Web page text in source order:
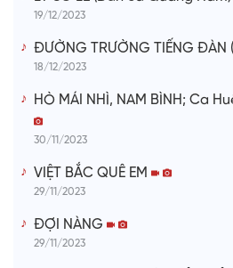
19/12/2023
ĐƯỜNG TRƯỜNG TIẾNG ĐÀN
18/12/2023
HÒ MÁI NHÌ, NAM BÌNH; Ca
30/11/2023
VIỆT BẮC QUÊ EM
29/11/2023
ĐỢI NÀNG
29/11/2023